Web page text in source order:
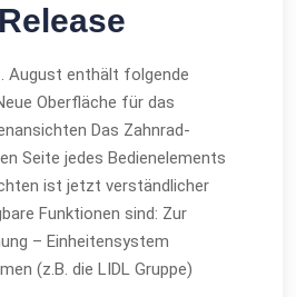
August enthält folgende
Oberfläche für das
Das Zahnrad-
Seite jedes Bedienelements
ist jetzt verständlicher
Funktionen sind: Zur
– Einheitensystem
(z.B. die LIDL Gruppe)